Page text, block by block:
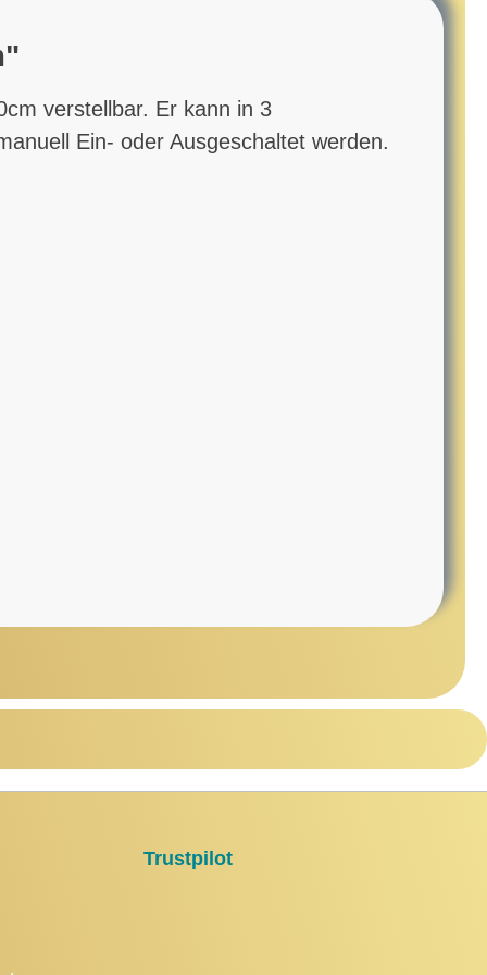
verstellbar. Er kann in 3
Ein- oder Ausgeschaltet werden.
Trustpilot